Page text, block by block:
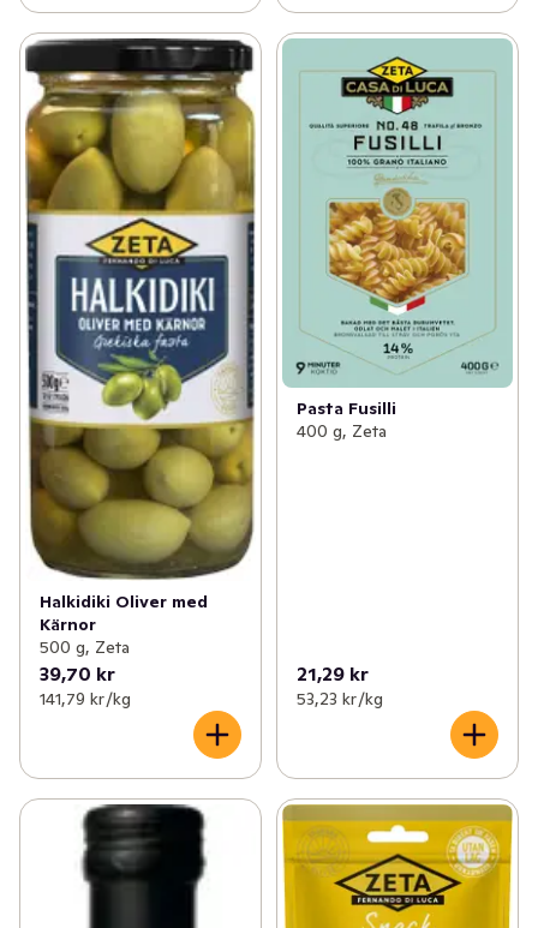
Halkidiki Oliver med
Kärnor
500 g, Zeta
39,70 kr
141,79 kr /kg
Pasta Fusilli
400 g, Zeta
21,29 kr
53,23 kr /kg